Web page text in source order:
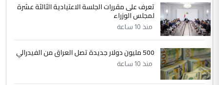
الموضوع :
بين الإهمال واغتصاب الأرض.. بلاد
الرافدين تعاني الجفاف والتصحر!!
تعرف على مقررات الجلسة الاعتيادية الثالثة عشرة
لمجلس الوزراء
منذ 10 ساعة
500 مليون دولار جديدة تصل العراق من الفيدرالي
منذ 10 ساعة